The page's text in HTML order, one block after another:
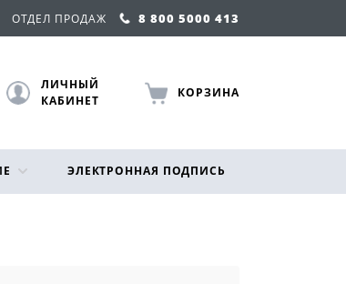
ОТДЕЛ ПРОДАЖ 8 800 5000 413
ЛИЧНЫЙ
КАБИНЕТ
КОРЗИНА
ЭЛЕКТРОННАЯ ПОДПИСЬ